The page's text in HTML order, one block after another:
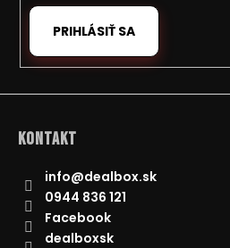
PRIHLÁSIŤ SA
Kontakt
info@dealbox.sk
0944 836 121
Facebook
dealboxsk